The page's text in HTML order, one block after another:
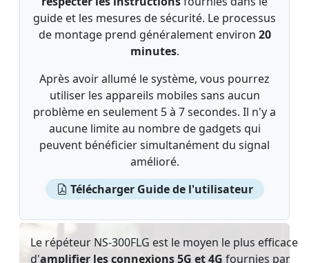
guide et les mesures de sécurité. Le processus
de montage prend généralement environ 20
minutes.
Après avoir allumé le système, vous pourrez
utiliser les appareils mobiles sans aucun
problème en seulement 5 à 7 secondes. Il n'y a
aucune limite au nombre de gadgets qui
peuvent bénéficier simultanément du signal
amélioré.
Télécharger Guide de l'utilisateur
Le répéteur NS-300FLG est le moyen le plus efficace
d'amplifier les connexions 5G et 4G fournies par